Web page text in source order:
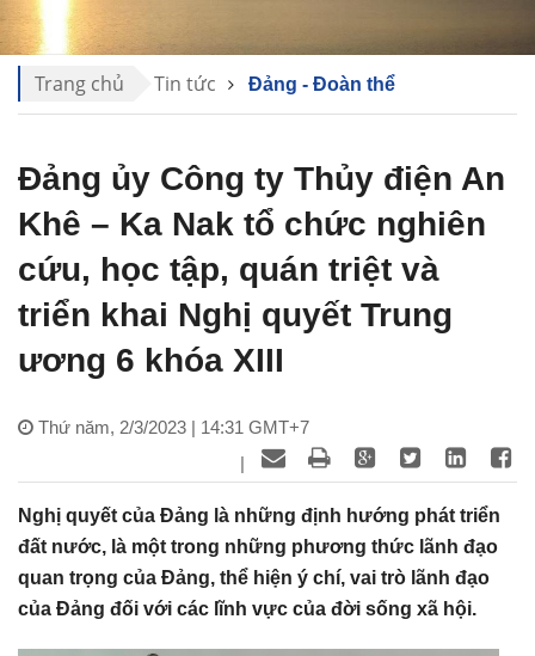
Trang chủ Tin tức Đảng - Đoàn thể
Đảng ủy Công ty Thủy điện An
Khê – Ka Nak tổ chức nghiên
cứu, học tập, quán triệt và
triển khai Nghị quyết Trung
ương 6 khóa XIII
Thứ năm, 2/3/2023 | 14:31 GMT+7
|
Nghị quyết của Đảng là những định hướng phát triển
đất nước, là một trong những phương thức lãnh đạo
quan trọng của Đảng, thể hiện ý chí, vai trò lãnh đạo
của Đảng đối với các lĩnh vực của đời sống xã hội.